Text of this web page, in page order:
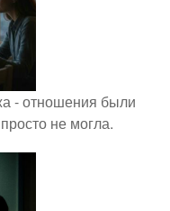
- отношения были
не могла.